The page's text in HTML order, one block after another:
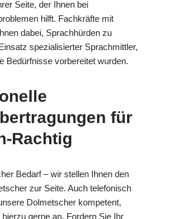
Seite, der Ihnen bei
hilft. Fachkräfte mit
dabei, Sprachhürden zu
spezialisierter Sprachmittler,
Bedürfnisse vorbereitet wurden.
für
Rachtig
Bedarf – wir stellen Ihnen den
zur Seite. Auch telefonisch
Dolmetscher kompetent,
gerne an. Fordern Sie Ihr